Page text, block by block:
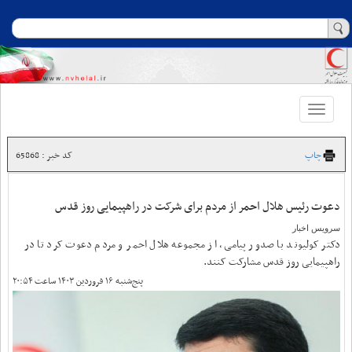
Toggle
navigation
چاپ کد خبر : 65868
دعوت رئیس هلال احمر از مردم برای شرکت در راهپیمایی روز قدس
سرویس اخبار
دکتر کولیوند با صدور پیامی، از مجموعه هلال احمر و مردم دعوت کرد تا در
راهپیمایی روز قدس مشارکت کنند.
پنج‌شنبه ۱۶ فروردین ۱۴۰۳ ساعت ۲۰:۵۴